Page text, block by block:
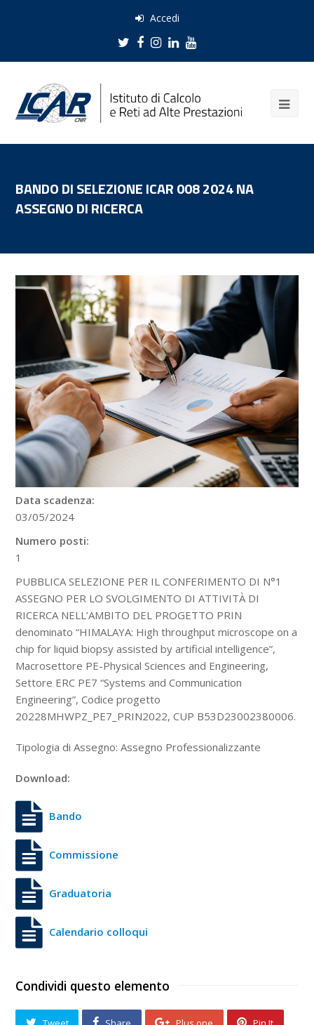
Accedi
Twitter
Facebook
Instagram
LinkedIn
Youtube
BANDO DI SELEZIONE ICAR 008 2024 NA
ASSEGNO DI RICERCA
Data scadenza:
03/05/2024
Numero posti:
1
PUBBLICA SELEZIONE PER IL CONFERIMENTO DI N°1
ASSEGNO PER LO SVOLGIMENTO DI ATTIVITÀ DI
RICERCA NELL’AMBITO DEL PROGETTO PRIN
denominato “HIMALAYA: High throughput microscope on a
chip for liquid biopsy assisted by artificial intelligence”,
Macrosettore PE-Physical Sciences and Engineering,
Settore ERC PE7 “Systems and Communication
Engineering”, Codice progetto
20228MHWPZ_PE7_PRIN2022, CUP B53D23002380006.
Tipologia di Assegno: Assegno Professionalizzante
Download:
Bando
Commissione
Graduatoria
Calendario colloqui
Condividi questo elemento